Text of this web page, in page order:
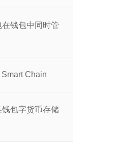
钱包中同时管
Chain
包字货币存储